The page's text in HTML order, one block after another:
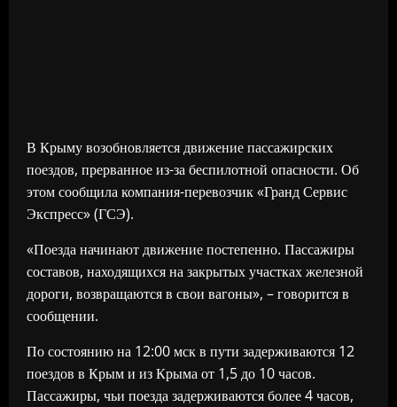
В Крыму возобновляется движение пассажирских
поездов, прерванное из-за беспилотной опасности. Об
этом сообщила компания-перевозчик «Гранд Сервис
Экспресс» (ГСЭ).
«Поезда начинают движение постепенно. Пассажиры
составов, находящихся на закрытых участках железной
дороги, возвращаются в свои вагоны», – говорится в
сообщении.
По состоянию на 12:00 мск в пути задерживаются 12
поездов в Крым и из Крыма от 1,5 до 10 часов.
Пассажиры, чьи поезда задерживаются более 4 часов,